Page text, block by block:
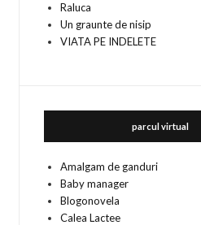
Raluca
Un graunte de nisip
VIATA PE INDELETE
parcul virtual
Amalgam de ganduri
Baby manager
Blogonovela
Calea Lactee